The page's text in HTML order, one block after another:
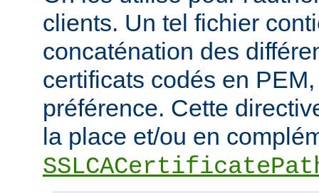
clients. Un tel fichier
concaténation des
certificats codés en
préférence. Cette
la place et/ou en